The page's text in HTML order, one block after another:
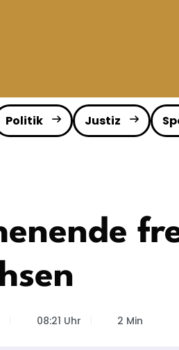
Politik Justiz
08:21 Uhr 2 Min